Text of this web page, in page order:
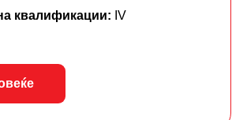
квалификации: IV